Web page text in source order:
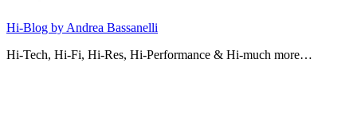
Hi-Blog by Andrea Bassanelli
Hi-Tech, Hi-Fi, Hi-Res, Hi-Performance & Hi-much more…